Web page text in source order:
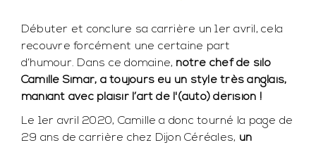
Innover ensemble !
Nous Autrement
Rejoignez Dijon Céréales
Débuter et conclure sa carrière un 1er avril, cela
recouvre forcément une certaine part
d’humour. Dans ce domaine, notre chef de silo
Camille Simar, a toujours eu un style très anglais,
maniant avec plaisir l’art de l'(auto) dérision !
Le 1er avril 2020, Camille a donc tourné la page de
29 ans de carrière chez Dijon Céréales, un